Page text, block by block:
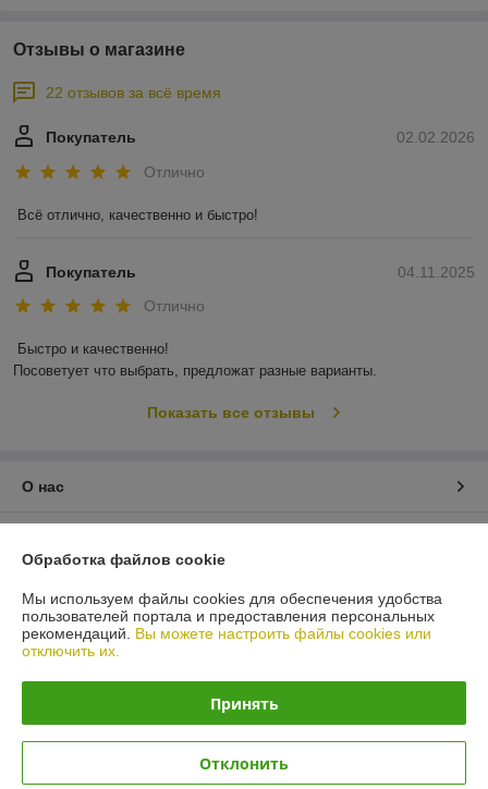
Отзывы о магазине
22 отзывов за всё время
02.02.2026
Покупатель
Отлично
Всё отлично, качественно и быстро!
04.11.2025
Покупатель
Отлично
Быстро и качественно!
Посоветует что выбрать, предложат разные варианты.
Показать все отзывы
О нас
График работы
Политика обработки cookies
Обработка файлов cookie
Мы используем файлы cookies для обеспечения удобства
пользователей портала и предоставления персональных
рекомендаций. Вы можете настроить файлы cookies или
отключить их.
Принять
Отклонить